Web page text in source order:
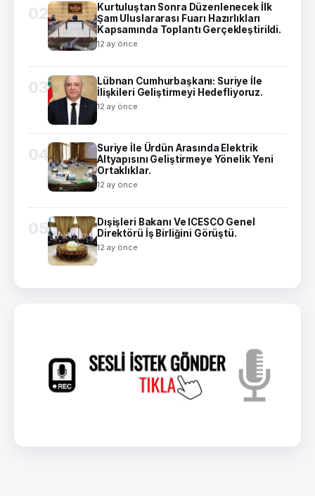
02
Kurtuluştan Sonra Düzenlenecek İlk
Şam Uluslararası Fuarı Hazırlıkları
Kapsamında Toplantı Gerçekleştirildi.
12 ay önce
03
Lübnan Cumhurbaşkanı: Suriye İle
İlişkileri Geliştirmeyi Hedefliyoruz.
12 ay önce
04
Suriye İle Ürdün Arasında Elektrik
Altyapısını Geliştirmeye Yönelik Yeni
Ortaklıklar.
12 ay önce
05
Dışişleri Bakanı Ve ICESCO Genel
Direktörü İş Birliğini Görüştü.
12 ay önce